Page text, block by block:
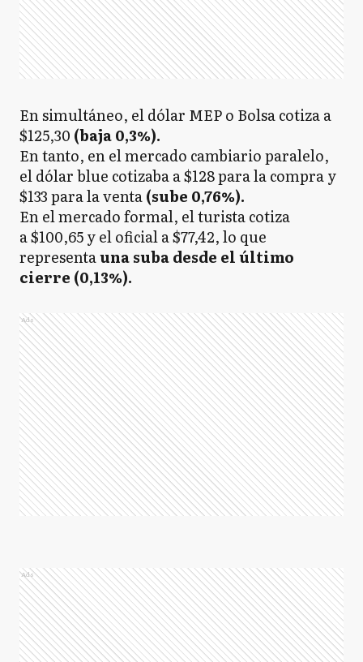
En simultáneo, el dólar MEP o Bolsa cotiza a
$125,30 (baja 0,3%).
En tanto, en el mercado cambiario paralelo,
el dólar blue cotizaba a $128 para la compra y
$133 para la venta(sube 0,76%).
En el mercado formal, el turista cotiza
a $100,65 y el oficial a $77,42, lo que
representauna suba desde el último
cierre (0,13%).
Ads
Ads